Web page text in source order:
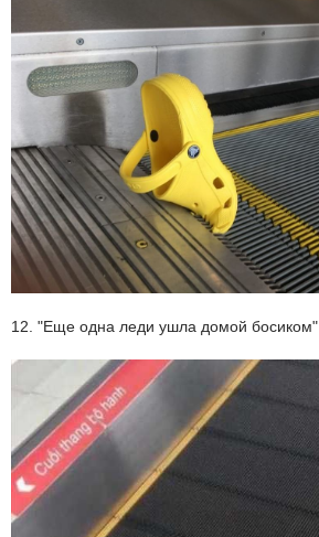
12. "Еще одна леди ушла домой босиком"